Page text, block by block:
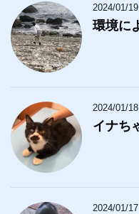
2024/01/19
環境に
2024/01/18
イナち
2024/01/17